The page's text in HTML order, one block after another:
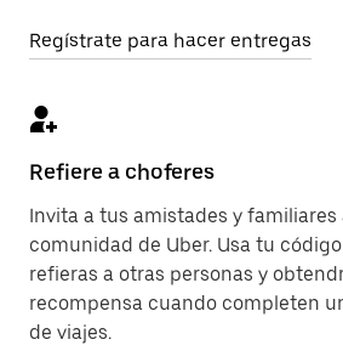
Regístrate para hacer entregas
Refiere a choferes
Invita a tus amistades y familiares
comunidad de Uber. Usa tu
refieras a otras personas y
recompensa cuando completen
de viajes.